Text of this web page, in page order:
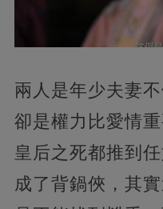
兩人是年少夫妻
卻是權力比愛情
皇后之死都推到
成了背鍋俠，其